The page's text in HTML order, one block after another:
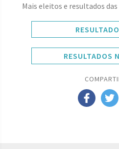
Mais eleitos e resultados
RESULTADOS